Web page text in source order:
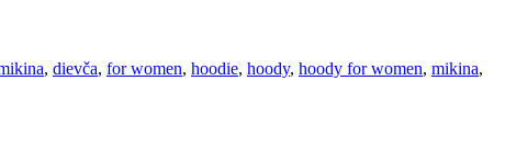
, dievča, for women, hoodie, hoody, hoody for women, mikina,